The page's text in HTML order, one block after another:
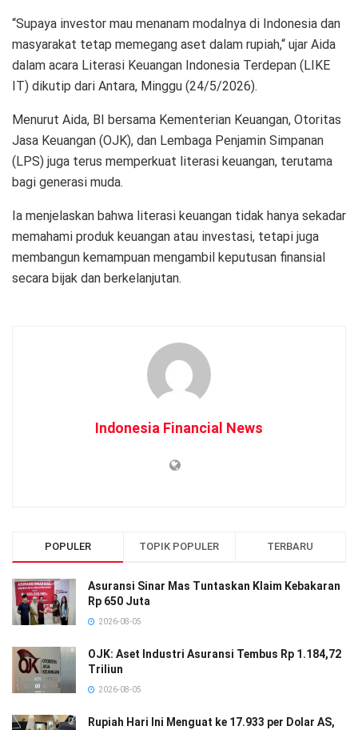
“Supaya investor mau menanam modalnya di Indonesia dan
masyarakat tetap memegang aset dalam rupiah,“ ujar Aida
dalam acara Literasi Keuangan Indonesia Terdepan (LIKE
IT) dikutip dari Antara, Minggu (24/5/2026).
Menurut Aida, BI bersama Kementerian Keuangan, Otoritas
Jasa Keuangan (OJK), dan Lembaga Penjamin Simpanan
(LPS) juga terus memperkuat literasi keuangan, terutama
bagi generasi muda.
Ia menjelaskan bahwa literasi keuangan tidak hanya sekadar
memahami produk keuangan atau investasi, tetapi juga
membangun kemampuan mengambil keputusan finansial
secara bijak dan berkelanjutan.
Indonesia Financial News
POPULER TOPIK POPULER TERBARU
Asuransi Sinar Mas Tuntaskan Klaim Kebakaran
Rp 650 Juta
2026-08-05
OJK: Aset Industri Asuransi Tembus Rp 1.184,72
Triliun
2026-08-05
Rupiah Hari Ini Menguat ke 17.933 per Dolar AS,